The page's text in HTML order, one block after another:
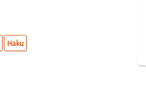
Haku